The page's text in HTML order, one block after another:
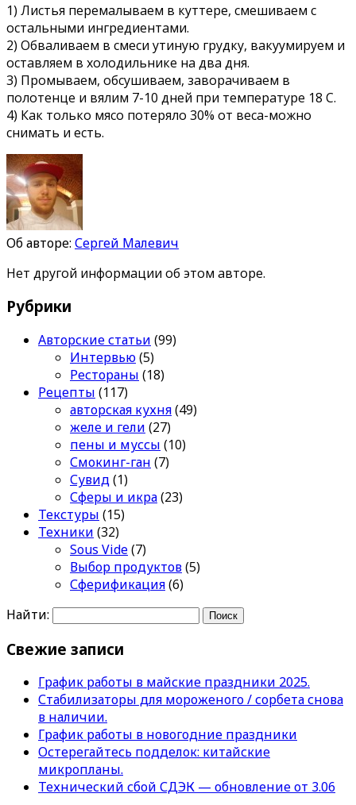
1) Листья перемалываем в куттере, смешиваем с
остальными ингредиентами.
2) Обваливаем в смеси утиную грудку, вакуумируем и
оставляем в холодильнике на два дня.
3) Промываем, обсушиваем, заворачиваем в
полотенце и вялим 7-10 дней при температуре 18 С.
4) Как только мясо потеряло 30% от веса-можно
снимать и есть.
Об авторе: Сергей Малевич
Нет другой информации об этом авторе.
Рубрики
Авторские статьи (99)
Интервью(5)
Рестораны (18)
Рецепты (117)
авторская кухня(49)
желе и гели (27)
пены и муссы (10)
Смокинг-ган (7)
Сувид(1)
Сферы и икра(23)
Текстуры (15)
Техники (32)
Sous Vide(7)
Выбор продуктов(5)
Сферификация(6)
Найти:
Свежие записи
График работы в майские праздники 2025.
Стабилизаторы для мороженого / сорбета снова
в наличии.
График работы в новогодние праздники
Остерегайтесь подделок: китайские
микропланы.
Технический сбой СДЭК — обновление от 3.06